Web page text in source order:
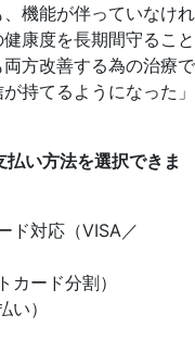
機能が伴っていなけれ
康度を長期間守ること
方改善する為の治療で
持てるようになった」
い方法を選択できま
ド対応（VISA／
ード分割）
）